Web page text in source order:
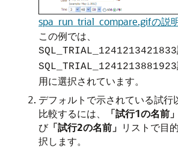
spa_run_trial_compare.gifの説
この例では、
SQL_TRIAL_1241213421833
SQL_TRIAL_1241213881923
用に選択されています。
デフォルトで示されている試行
比較するには、
「試行1の名前」
び「試行2の名前」 リストで目
択します。